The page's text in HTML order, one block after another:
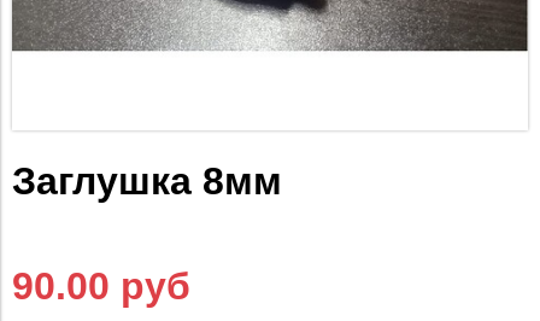
Заглушка 8мм
90.00 руб